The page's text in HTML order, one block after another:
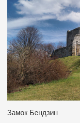
Замок Бендзин